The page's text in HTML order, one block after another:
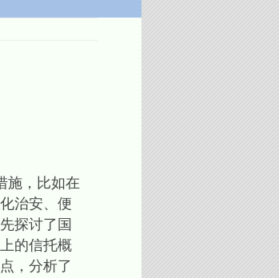
施，比如在
治安、便
探讨了国
的信托概
，分析了